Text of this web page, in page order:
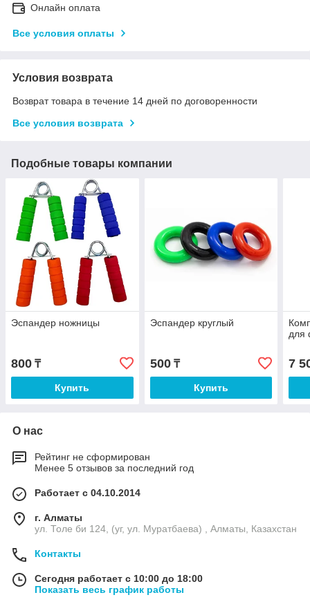
Онлайн оплата
Все условия оплаты
Условия возврата
Возврат товара в течение 14 дней по договоренности
Все условия возврата
Подобные товары компании
Эспандер ножницы
800 ₸
Купить
Эспандер круглый
500₸
Купить
для
7
О нас
Рейтинг не сформирован
Менее 5 отзывов за последний год
Работает с 04.10.2014
г. Алматы
ул. Толе би 124, (уг, ул. Муратбаева) , Алматы, Казахстан
Контакты
Сегодня работает с 10:00 до 18:00
Показать весь график работы